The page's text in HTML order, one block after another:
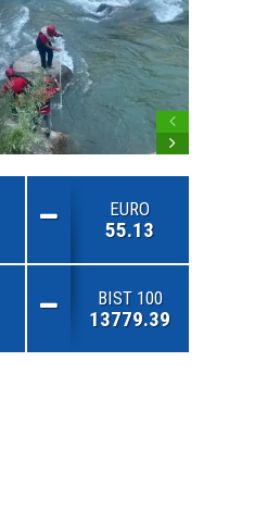
EURO
55.13
BIST 100
13779.39